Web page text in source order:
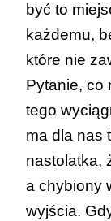
być to
każdemu,
które nie
Pytanie, co
tego
ma dla nas
nastolatka,
a chybiony
wyjścia.